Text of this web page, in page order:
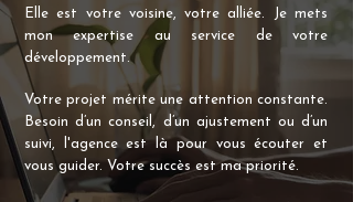
Elle est votre voisine, votre alliée. Je mets
mon expertise au service de votre
développement.
Votre projet mérite une attention constante.
Besoin d’un conseil, d’un ajustement ou d’un
suivi, l'agence est là pour vous écouter et
vous guider. Votre succès est ma priorité.